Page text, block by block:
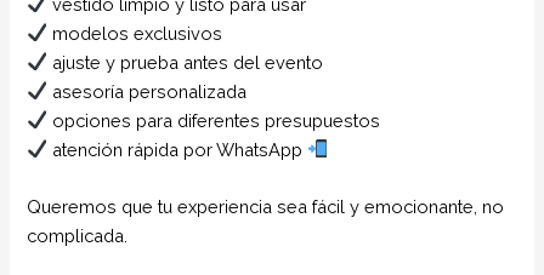
modelos exclusivos
ajuste y prueba antes del evento
asesoría personalizada
opciones para diferentes presupuestos
atención rápida por WhatsApp
Queremos que tu experiencia sea fácil y emocionante, no
complicada.